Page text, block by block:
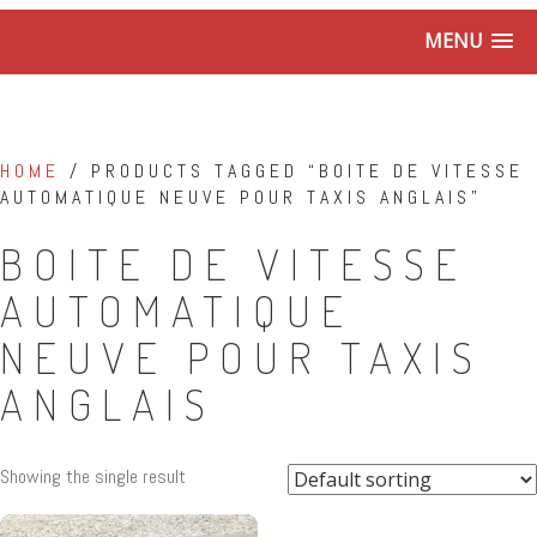
MENU
HOME / PRODUCTS TAGGED “BOITE DE VITESSE
AUTOMATIQUE NEUVE POUR TAXIS ANGLAIS”
BOITE DE VITESSE
AUTOMATIQUE
NEUVE POUR TAXIS
ANGLAIS
Showing the single result